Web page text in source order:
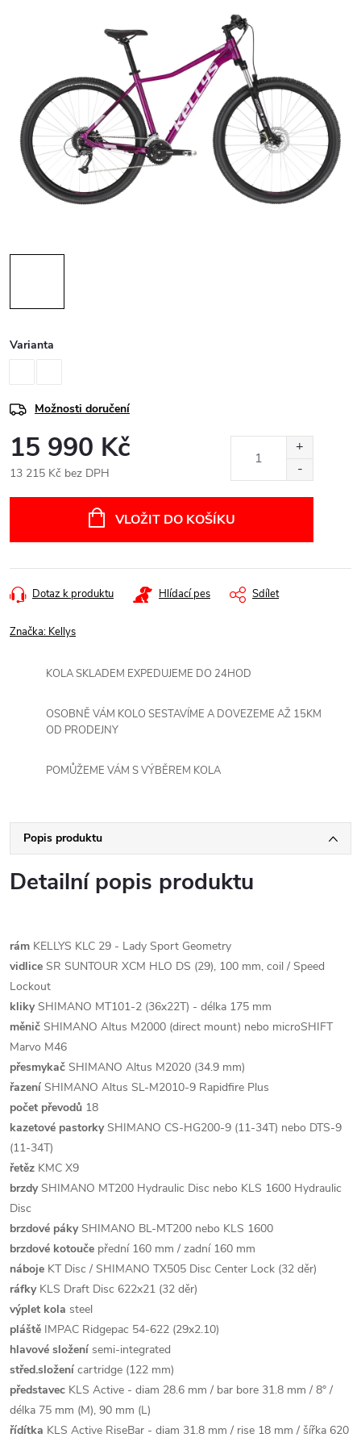
Varianta
Možnosti doručení
15 990 Kč
13 215 Kč bez DPH
VLOŽIT DO KOŠÍKU
Dotaz k produktu Hlídací pes Sdílet
Značka: Kellys
KOLA SKLADEM EXPEDUJEME DO 24HOD
OSOBNĚ VÁM KOLO SESTAVÍME A DOVEZEME AŽ 15KM
OD PRODEJNY
POMŮŽEME VÁM S VÝBĚREM KOLA
Popis produktu
Detailní popis produktu
rám KELLYS KLC 29 - Lady Sport Geometry
vidlice SR SUNTOUR XCM HLO DS (29), 100 mm, coil / Speed
Lockout
klikySHIMANO MT101-2 (36x22T) - délka 175 mm
měnič SHIMANO Altus M2000 (direct mount) nebo microSHIFT
Marvo M46
přesmykač SHIMANO Altus M2020 (34.9 mm)
řazení SHIMANO Altus SL-M2010-9 Rapidfire Plus
počet převodů 18
kazetové pastorkySHIMANO CS-HG200-9 (11-34T) nebo DTS-9
(11-34T)
řetěz KMC X9
brzdySHIMANO MT200 Hydraulic Disc nebo KLS 1600 Hydraulic
Disc
brzdové pákySHIMANO BL-MT200 nebo KLS 1600
brzdové kotouče přední 160 mm / zadní 160 mm
náboje KT Disc / SHIMANO TX505 Disc Center Lock (32 děr)
ráfkyKLS Draft Disc 622x21 (32 děr)
výplet kola steel
pláště IMPAC Ridgepac 54-622 (29x2.10)
hlavové složení semi-integrated
střed.složení cartridge (122 mm)
představec KLS Active - diam 28.6 mm / bar bore 31.8 mm / 8° /
délka 75 mm (M), 90 mm (L)
řídítka KLS Active RiseBar - diam 31.8 mm / rise 18 mm / šířka 620